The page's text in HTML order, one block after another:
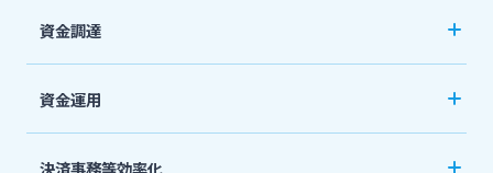
資金調達
事業資金・経営サポート
資金運用
決済事務等効率化